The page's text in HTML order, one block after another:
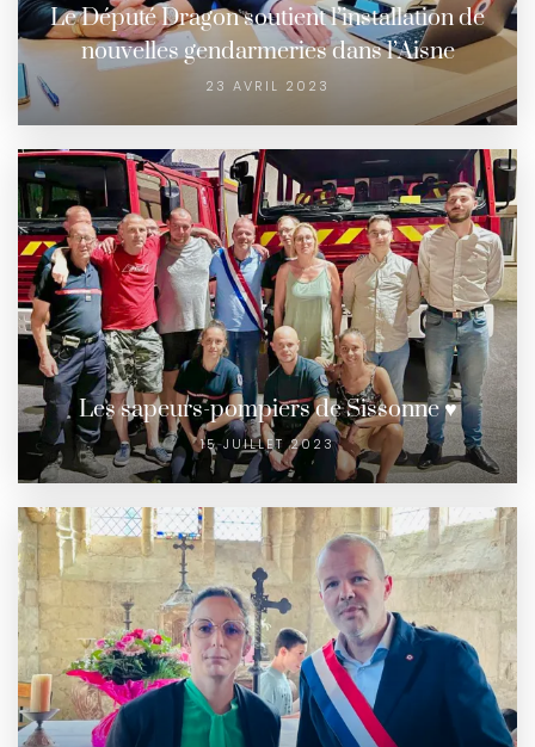
Le Député Dragon soutient l’installation de
nouvelles gendarmeries dans l’Aisne
23 AVRIL 2023
Les sapeurs-pompiers de Sissonne ♥️
15 JUILLET 2023